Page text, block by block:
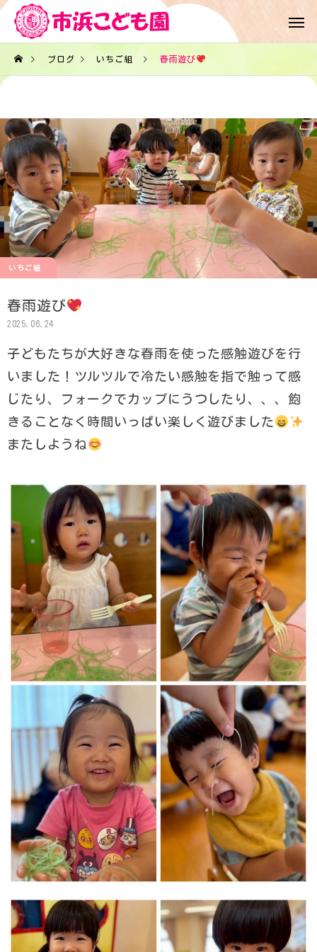
ブログ いちご組 春雨遊び︎
いちご組
春雨遊び︎
2025.06.24
子どもたちが大好きな春雨を使った感触遊びを行
いました！ツルツルで冷たい感触を指で触って感
じたり、フォークでカップにうつしたり、、、飽
きることなく時間いっぱい楽しく遊びました
またしようね